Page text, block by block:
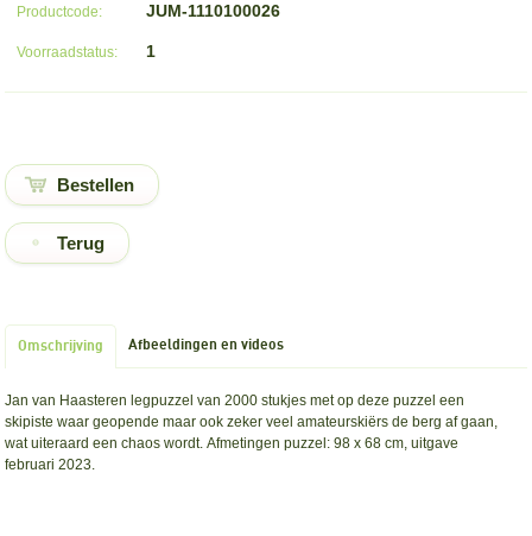
Productcode: JUM-1110100026
Voorraadstatus: 1
Terug
Omschrijving Afbeeldingen en videos
Jan van Haasteren legpuzzel van 2000 stukjes met op deze puzzel een
skipiste waar geopende maar ook zeker veel amateurskiërs de berg af gaan,
wat uiteraard een chaos wordt. Afmetingen puzzel: 98 x 68 cm, uitgave
februari 2023.